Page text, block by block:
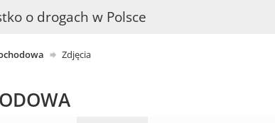
o drogach w Polsce
Zdjęcia